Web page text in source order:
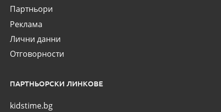
Партньори
Реклама
Лични данни
Отговорности
ПАРТНЬОРСКИ ЛИНКОВЕ
kidstime.bg